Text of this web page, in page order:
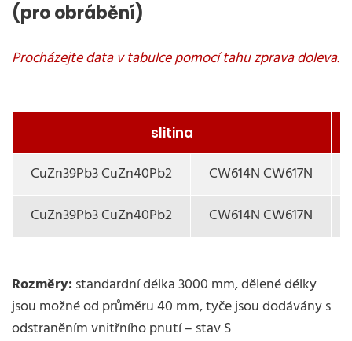
(pro obrábění)
slitina
CuZn39Pb3 CuZn40Pb2
CW614N CW617N
CuZn39Pb3 CuZn40Pb2
CW614N CW617N
Rozměry: standardní délka 3000 mm, dělené délky
jsou možné od průměru 40 mm, tyče jsou dodávány s
odstraněním vnitřního pnutí – stav S